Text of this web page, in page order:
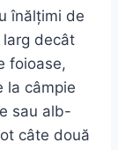
înălțimi de
decât
foioase,
la câmpie
sau alb-
câte două